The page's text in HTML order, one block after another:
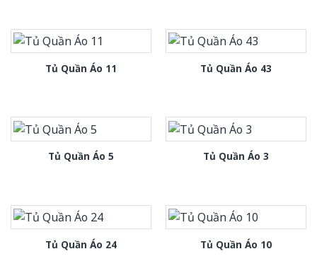
Tủ Quần Áo 11 Tủ Quần Áo 43
Tủ Quần Áo 5 Tủ Quần Áo 3
Tủ Quần Áo 24 Tủ Quần Áo 10